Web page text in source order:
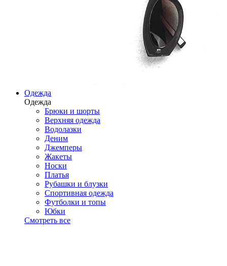
Одежда
Одежда
Брюки и шорты
Верхняя одежда
Водолазки
Деним
Джемперы
Жакеты
Носки
Платья
Рубашки и блузки
Спортивная одежда
Футболки и топы
Юбки
Смотреть все